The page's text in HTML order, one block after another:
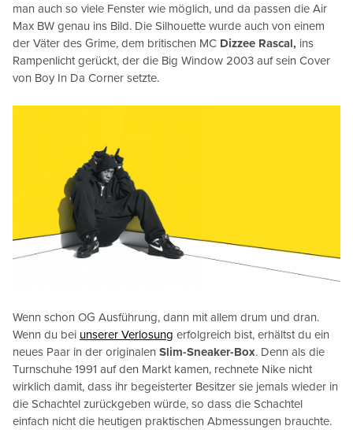
man auch so viele Fenster wie möglich, und da passen die Air
Max BW genau ins Bild. Die Silhouette wurde auch von einem
der Väter des Grime, dem britischen MC Dizzee Rascal, ins
Rampenlicht gerückt, der die Big Window 2003 auf sein Cover
von Boy In Da Corner setzte.
Wenn schon OG Ausführung, dann mit allem drum und dran.
Wenn du bei unserer Verlosung erfolgreich bist, erhältst du ein
neues Paar in der originalen Slim-Sneaker-Box. Denn als die
Turnschuhe 1991 auf den Markt kamen, rechnete Nike nicht
wirklich damit, dass ihr begeisterter Besitzer sie jemals wieder in
die Schachtel zurückgeben würde, so dass die Schachtel
einfach nicht die heutigen praktischen Abmessungen brauchte.